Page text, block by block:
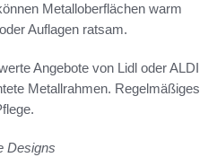
Metalloberflächen warm
Auflagen ratsam.
Angebote von Lidl oder ALDI
Metallrahmen. Regelmäßiges
Designs